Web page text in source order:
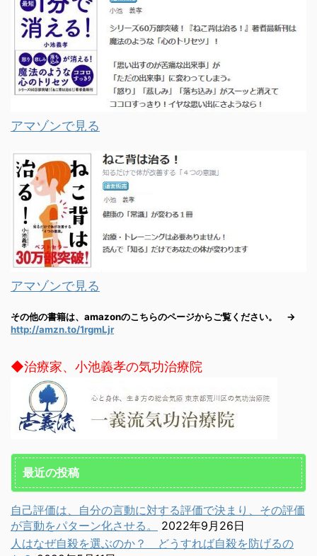
アマゾンで見る
アマゾンで見る
その他の書籍は、amazonのこちらのページからご覧ください。 →
http://amzn.to/1rgmLjr
◆治療家、小池義孝の気功治療院
最近の投稿
自己評価は、自分の言動に対する評価で決まり、その評価
が言動をパターン化させる。
2022年9月26日
人はなぜ自殺を選ぶのか？ どうすれば自殺を防げるの